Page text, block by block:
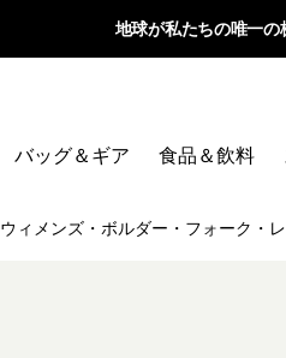
地球が私たちの唯一の
バッグ＆ギア 食品＆飲料
ウィメンズ・ボルダー・フォーク・